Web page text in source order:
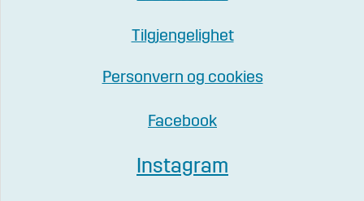
Tilgjengelighet
Personvern og cookies
Facebook
Instagram